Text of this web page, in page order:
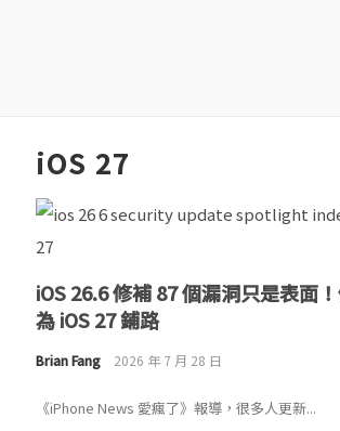
iOS 27
iOS 26.6 修補 87 個漏洞只是表面
為 iOS 27 鋪路
Brian Fang 2026 年 7 月 28 日
《iPhone News 愛瘋了》報導，很多人更新...